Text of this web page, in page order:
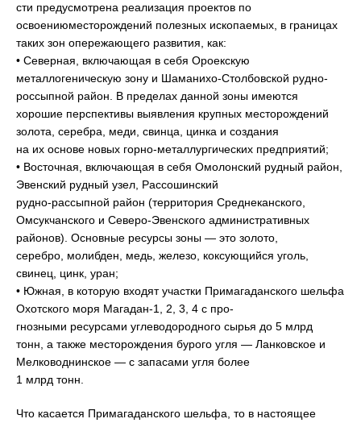
сти предусмотрена реализация проектов по
освоениюместорождений полезных ископаемых, в границах
таких зон опережающего развития, как:
• Северная, включающая в себя Ороекскую
металлогеническую зону и Шаманихо-Столбовской рудно-
россыпной район. В пределах данной зоны имеются
хорошие перспективы выявления крупных месторождений
золота, серебра, меди, свинца, цинка и создания
на их основе новых горно-металлургических предприятий;
• Восточная, включающая в себя Омолонский рудный район,
Эвенский рудный узел, Рассошинский
рудно-рассыпной район (территория Среднеканского,
Омсукчанского и Северо-Эвенского административных
районов). Основные ресурсы зоны — это золото,
серебро, молибден, медь, железо, коксующийся уголь,
свинец, цинк, уран;
• Южная, в которую входят участки Примагаданского шельфа
Охотского моря Магадан-1, 2, 3, 4 с про-
гнозными ресурсами углеводородного сырья до 5 млрд
тонн, а также месторождения бурого угля — Ланковское и
Мелководнинское — с запасами угля более
1 млрд тонн.
Что касается Примагаданского шельфа, то в настоящее